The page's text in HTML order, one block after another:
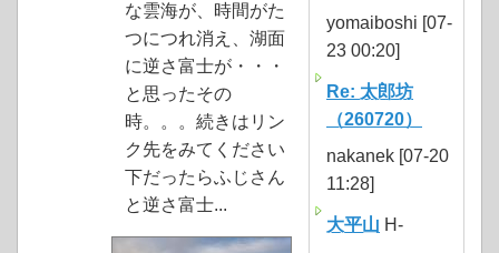
な雲海が、時間がた
つにつれ消え、湖面
に逆さ富士が・・・
と思ったその
時。。。続きはリン
ク先をみてください
下だったらふじさん
と逆さ富士...
yomaiboshi [07-
23 00:20]
Re: 太郎坊
（260720）
nakanek [07-20
11:28]
大平山 H-